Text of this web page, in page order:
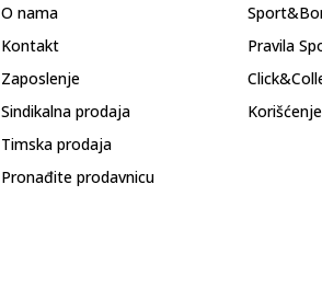
O nama
Kontakt
Zaposlenje
Sindikalna prodaja
Timska prodaja
Pronađite prodavnicu
Pravila